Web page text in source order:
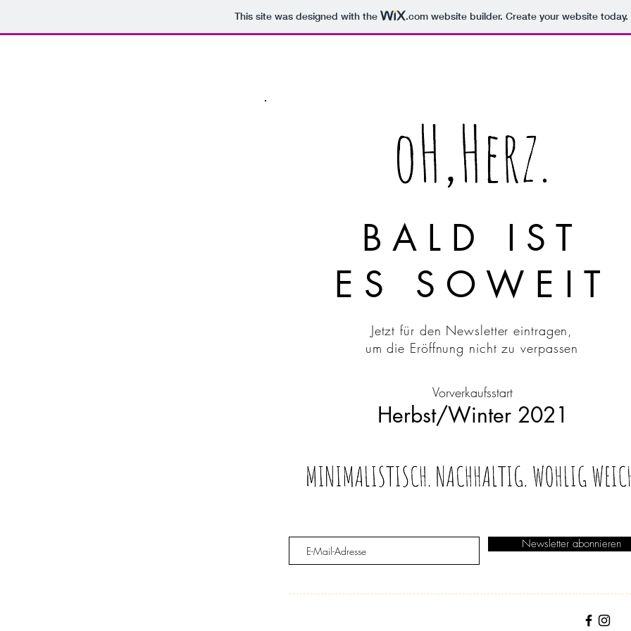
This site was designed with the .comwebsite builder. Create your website today.
BALD IST
ES SOWEIT
Jetzt für den Newsletter eintragen,
um die Eröffnung nicht zu verpassen
Vorverkaufsstart
Herbst/Winter 2021
Newsletter abonnieren